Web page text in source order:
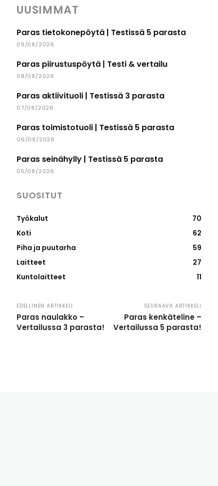
UUSIMMAT
Paras tietokonepöytä | Testissä 5 parasta
09/08/2026
Paras piirustuspöytä | Testi & vertailu
08/08/2026
Paras aktiivituoli | Testissä 3 parasta
07/08/2026
Paras toimistotuoli | Testissä 5 parasta
06/08/2026
Paras seinähylly | Testissä 5 parasta
05/08/2026
SUOSITUT
Työkalut
70
Koti
62
Piha ja puutarha
59
Laitteet
27
Kuntolaitteet
11
EDELLINEN ARTIKKELI
Paras naulakko –
Vertailussa 3 parasta!
SEURAAVA ARTIKKELI
Paras kenkäteline –
Vertailussa 5 parasta!